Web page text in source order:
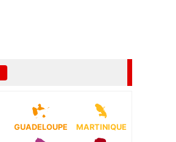
GUADELOUPE MARTINIQUE